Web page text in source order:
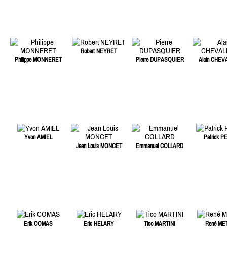
Philippe MONNERET
Robert NEYRET
Pierre DUPASQUIER
Alain
Yvon AMIEL
Jean Louis MONCET
Emmanuel COLLARD
Patrick
Erik COMAS Eric HELARY Tico MARTINI René